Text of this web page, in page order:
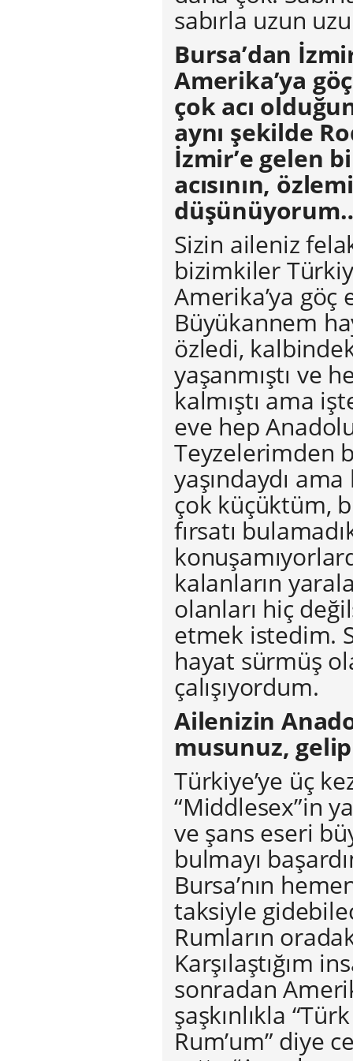
sabırla uzun
Bursa’dan
Amerika’ya
çok acı
aynı şekilde
İzmir’e gelen
acısının,
Sizin aileniz
bizimkiler
Amerika’ya göç
Büyükannem
özledi,
yaşanmıştı ve
kalmıştı ama
eve hep
Teyzelerimden
yaşındaydı
çok küçüktüm,
fırsatı
kalanların
olanları hiç
etmek istedim.
hayat sürmüş
çalışıyordum.
Ailenizin
musunuz,
Türkiye’ye üç
“Middlesex”in
ve şans eseri
bulmayı
Bursa’nın
taksiyle
Rumların
Karşılaştığım
sonradan
şaşkınlıkla
Rum’um” diye